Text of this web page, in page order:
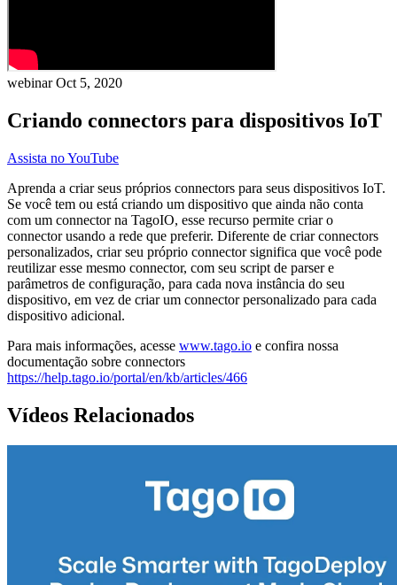
webinarOct 5, 2020
Criando connectors para dispositivos IoT
Assista no YouTube
Aprenda a criar seus próprios connectors para seus dispositivos IoT.
Se você tem ou está criando um dispositivo que ainda não conta
com um connector na TagoIO, esse recurso permite criar o
connector usando a rede que preferir. Diferente de criar connectors
personalizados, criar seu próprio connector significa que você pode
reutilizar esse mesmo connector, com seu script de parser e
parâmetros de configuração, para cada nova instância do seu
dispositivo, em vez de criar um connector personalizado para cada
dispositivo adicional.
Para mais informações, acesse www.tago.io e confira nossa
documentação sobre connectors
https://help.tago.io/portal/en/kb/articles/466
Vídeos Relacionados